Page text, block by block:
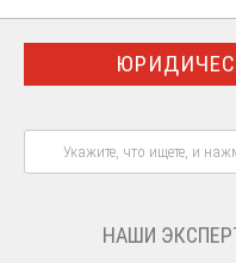
НАШИ